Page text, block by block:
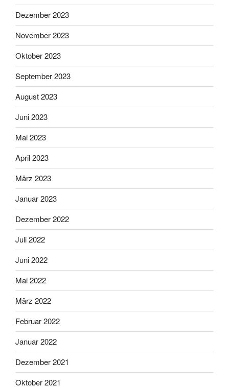
Dezember 2023
November 2023
Oktober 2023
September 2023
August 2023
Juni 2023
Mai 2023
April 2023
März 2023
Januar 2023
Dezember 2022
Juli 2022
Juni 2022
Mai 2022
März 2022
Februar 2022
Januar 2022
Dezember 2021
Oktober 2021